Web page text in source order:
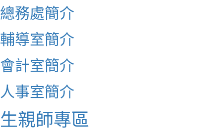
總務處簡介
輔導室簡介
會計室簡介
人事室簡介
生親師專區